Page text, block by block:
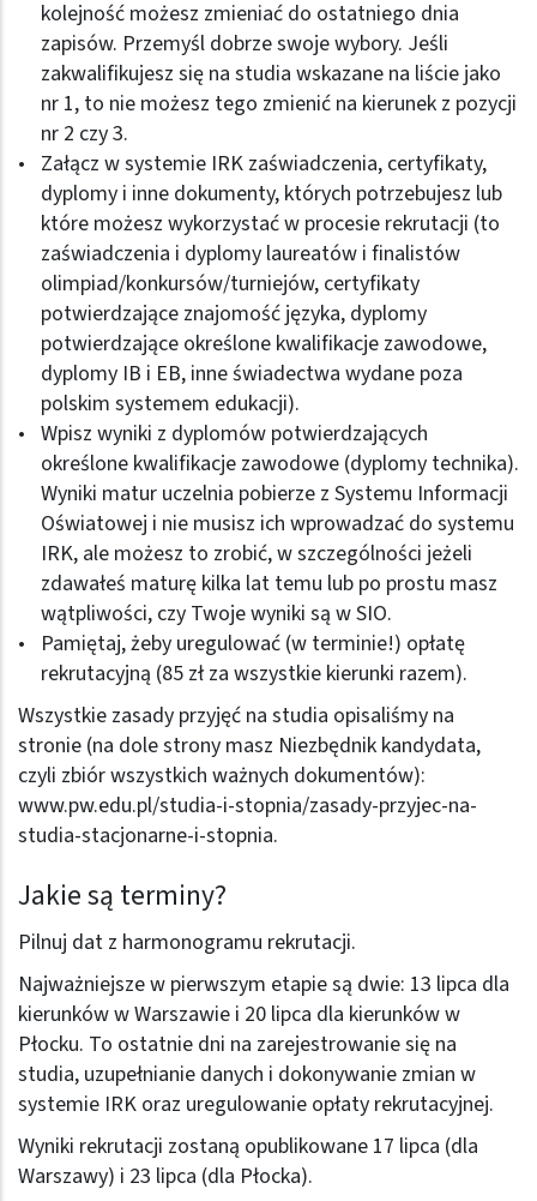
kolejność możesz zmieniać do ostatniego dnia
zapisów. Przemyśl dobrze swoje wybory. Jeśli
zakwalifikujesz się na studia wskazane na liście jako
nr 1, to nie możesz tego zmienić na kierunek z pozycji
nr 2 czy 3.
Załącz w systemie IRK zaświadczenia, certyfikaty,
dyplomy i inne dokumenty, których potrzebujesz lub
które możesz wykorzystać w procesie rekrutacji (to
zaświadczenia i dyplomy laureatów i finalistów
olimpiad/konkursów/turniejów, certyfikaty
potwierdzające znajomość języka, dyplomy
potwierdzające określone kwalifikacje zawodowe,
dyplomy IB i EB, inne świadectwa wydane poza
polskim systemem edukacji).
Wpisz wyniki z dyplomów potwierdzających
określone kwalifikacje zawodowe (dyplomy technika).
Wyniki matur uczelnia pobierze z Systemu Informacji
Oświatowej i nie musisz ich wprowadzać do systemu
IRK, ale możesz to zrobić, w szczególności jeżeli
zdawałeś maturę kilka lat temu lub po prostu masz
wątpliwości, czy Twoje wyniki są w SIO.
Pamiętaj, żeby uregulować (w terminie!) opłatę
rekrutacyjną (85 zł za wszystkie kierunki razem).
Wszystkie zasady przyjęć na studia opisaliśmy na
stronie (na dole strony masz Niezbędnik kandydata,
czyli zbiór wszystkich ważnych dokumentów):
www.pw.edu.pl/studia-i-stopnia/zasady-przyjec-na-
studia-stacjonarne-i-stopnia.
Jakie są terminy?
Pilnuj dat z harmonogramu rekrutacji.
Najważniejsze w pierwszym etapie są dwie: 13 lipca dla
kierunków w Warszawie i 20 lipca dla kierunków w
Płocku. To ostatnie dni na zarejestrowanie się na
studia, uzupełnianie danych i dokonywanie zmian w
systemie IRK oraz uregulowanie opłaty rekrutacyjnej.
Wyniki rekrutacji zostaną opublikowane 17 lipca (dla
Warszawy) i 23 lipca (dla Płocka).